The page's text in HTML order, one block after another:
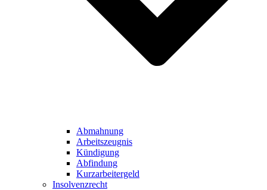
Abmahnung
Arbeitszeugnis
Kündigung
Abfindung
Kurzarbeitergeld
Insolvenzrecht